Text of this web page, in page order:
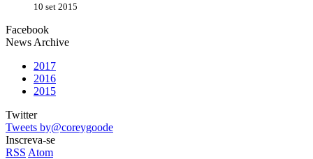
10 set 2015
Facebook
News Archive
2017
2016
2015
Twitter
Tweets by@coreygoode
Inscreva-se
RSS Atom